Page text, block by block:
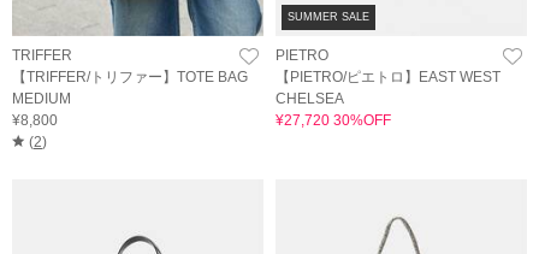
TRIFFER
【TRIFFER/トリファー】TOTE BAG
MEDIUM
¥8,800
(2)
SUMMER SALE
PIETRO
【PIETRO/ピエトロ】EAST WEST
CHELSEA
¥27,720 30%OFF